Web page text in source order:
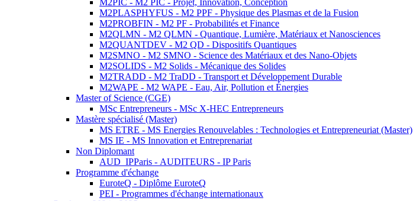
M2PIC - M2 PIC - Projet, Innovation, Conception
M2PLASPHYFUS - M2 PPF - Physique des Plasmas et de la Fusion
M2PROBFIN - M2 PF - Probabilités et Finance
M2QLMN - M2 QLMN - Quantique, Lumière, Matériaux et Nanosciences
M2QUANTDEV - M2 QD - Dispositifs Quantiques
M2SMNO - M2 SMNO - Science des Matériaux et des Nano-Objets
M2SOLIDS - M2 Solids - Mécanique des Solides
M2TRADD - M2 TraDD - Transport et Développement Durable
M2WAPE - M2 WAPE - Eau, Air, Pollution et Énergies
Master of Science (CGE)
MSc Entrepreneurs - MSc X-HEC Entrepreneurs
Mastère spécialisé (Master)
MS ETRE - MS Energies Renouvelables : Technologies et Entrepreneuriat (Master)
MS IE - MS Innovation et Entreprenariat
Non Diplomant
AUD_IPParis - AUDITEURS - IP Paris
Programme d'échange
EuroteQ - Diplôme EuroteQ
PEI - Programmes d'échange internationaux